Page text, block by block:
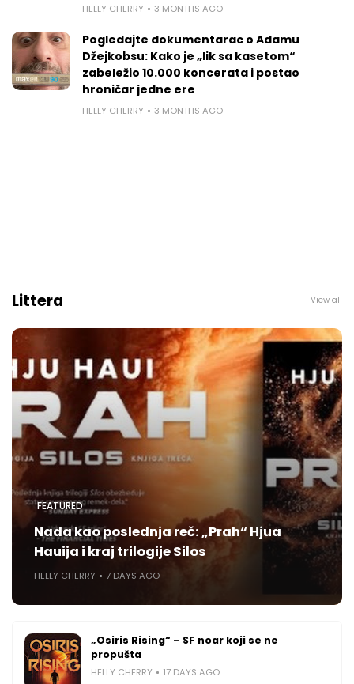
HELLY CHERRY 3 MONTHS AGO
Pogledajte dokumentarac o Adamu
Džejkobsu: Kako je „lik sa kasetom“
zabeležio 10.000 koncerata i postao
hroničar jedne ere
HELLY CHERRY 3 MONTHS AGO
Littera View all
FEATURED
Nada kao poslednja reč: „Prah“ Hjua
Hauija i kraj trilogije Silos
HELLY CHERRY 7 DAYS AGO
„Osiris Rising“ – SF noar koji se ne
propušta
HELLY CHERRY 17 DAYS AGO